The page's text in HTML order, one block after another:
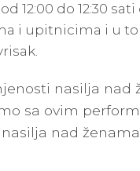
12:00 do 12:30
i upitnicima i u
nasilja nad
sa ovim
nad